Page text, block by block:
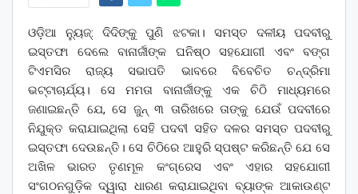
ଓଡ଼ିଆ ନ୍ୟୁଜ୍: ଦିଦିଙ୍କୁ ପୁଣି ଝଟକା। ସମସ୍ତ ଦଳୀୟ ପଦବୀରୁ
ଇସ୍ତଫା ଦେଲେ ବାନାର୍ଜୀଙ୍କ ଘନିଷ୍ଠ ସହଯୋଗୀ ଏବଂ ବଙ୍ଗ
ଟିଏମସିର ରାଜ୍ୟ ସଭାପତି ଭାବରେ ବିବେଚିତ ଚନ୍ଦ୍ରିମା
ଭଟ୍ଟାଚାର୍ଯ୍ୟ। ସେ ମମତା ବାନାର୍ଜୀଙ୍କୁ ଏକ ଚିଠି ମାଧ୍ୟମରେ
ଜଣାଇଛନ୍ତି ଯେ, ସେ ଜୁନ୍ ୩ ତାରିଖରେ ତାଙ୍କୁ ଯେଉଁ ପଦବୀରେ
ନିଯୁକ୍ତ କରାଯାଇଥିଲା ସେହି ପଦବୀ ସହିତ ଦଳର ସମସ୍ତ ପଦବୀରୁ
ଇସ୍ତଫା ଦେଉଛନ୍ତି। ସେ ଚିଠିରେ ଆହୁରି ସ୍ପଷ୍ଟ କରିଛନ୍ତି ଯେ ସେ
ଅଖିଳ ଭାରତ ତୃଣମୂଳ କଂଗ୍ରେସ ଏବଂ ଏହାର ସହଯୋଗୀ
ସଂଗଠନଗୁଡ଼ିକ ଦ୍ୱାରା ଧାରଣ କରାଯାଇଥିବା ବ୍ୟାଙ୍କ ଆକାଉଣ୍ଟ